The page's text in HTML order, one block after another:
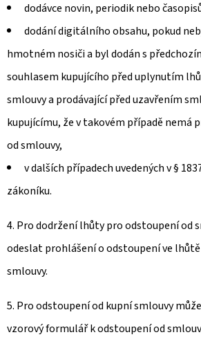
dodávce novin, periodik nebo
dodání digitálního obsahu, pokud
hmotném nosiči a byl dodán s
souhlasem kupujícího před uplynutím
smlouvy a prodávající před uzavřením
kupujícímu, že v takovém případě nemá
od smlouvy,
v dalších případech uvedených v §
zákoníku.
4. Pro dodržení lhůty pro odstoupení od
odeslat prohlášení o odstoupení ve
smlouvy.
5. Pro odstoupení od kupní smlouvy
vzorový formulář k odstoupení od